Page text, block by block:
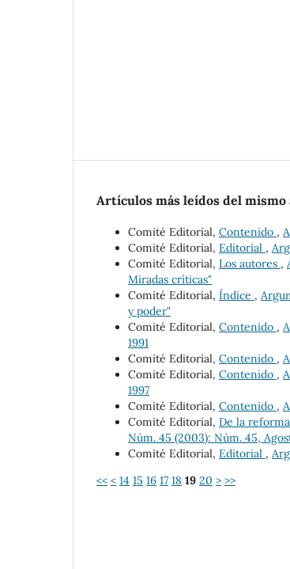
Artículos más leídos del
Comité Editorial, Contenido ,
Comité Editorial, Editorial ,
Comité Editorial, Los autores ,
Miradas críticas"
Comité Editorial, Índice ,
y poder"
Comité Editorial, Contenido ,
1991
Comité Editorial, Contenido ,
Comité Editorial, Contenido ,
1997
Comité Editorial, Contenido ,
Comité Editorial, De la
Núm. 45 (2003): Núm. 45,
Comité Editorial, Editorial ,
<< < 14 15 16 17 18 19 20 > >>